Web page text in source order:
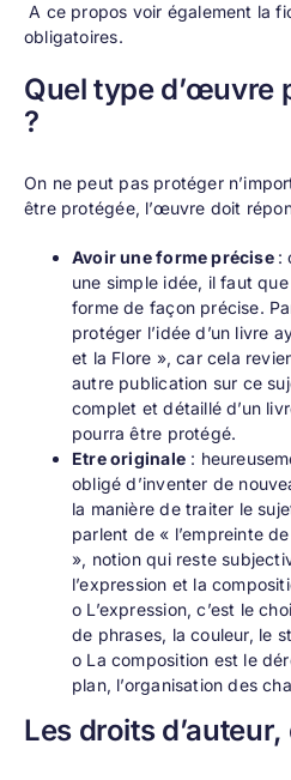
A ce propos voir également la
obligatoires.
Quel type d’œuvre
?
On ne peut pas protéger
être protégée, l’œuvre doit
Avoir une forme précise :
une simple idée, il faut
forme de façon précise.
protéger l’idée d’un livre
et la Flore », car cela
autre publication sur ce
complet et détaillé d’un
pourra être protégé.
Etre originale:
obligé d’inventer de
la manière de traiter le
parlent de « l’empreinte
», notion qui reste
l’expression et la
o L’expression, c’est le
de phrases, la couleur, le
o La composition est le
plan, l’organisation des
Les droits d’auteur,